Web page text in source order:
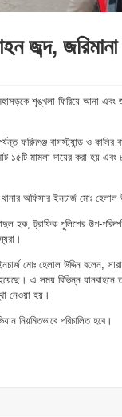
জব্দ,
শৃঙ্খলা ফিরিয়ে আনা
ফরিদগঞ্জ বাসস্ট্যান্ড ও
১৫টি মামলা দায়ের করা হয়
অফিসার ইনচার্জ মোঃ হেলাল
হক, ট্রাফিক পুলিশের উপ-
মোঃ হেলাল উদ্দিন বলেন,
এ সময় বিভিন্ন
নেওয়া হয়।
নিয়মিতভাবে পরিচালিত হবে।